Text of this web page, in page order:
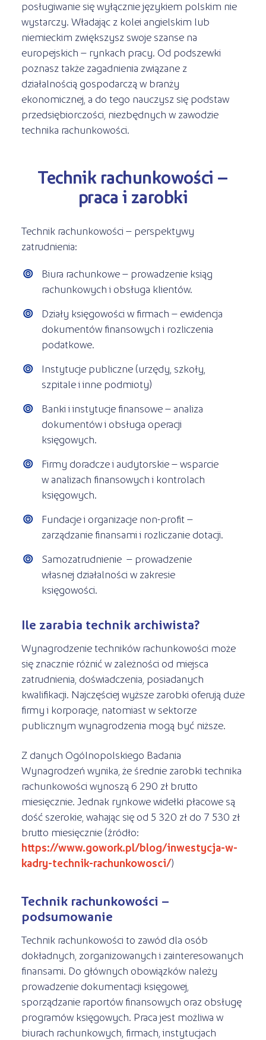
posługiwanie się wyłącznie językiem polskim nie
wystarczy. Władając z kolei angielskim lub
niemieckim zwiększysz swoje szanse na
europejskich – rynkach pracy. Od podszewki
poznasz także zagadnienia związane z
działalnością gospodarczą w branży
ekonomicznej, a do tego nauczysz się podstaw
przedsiębiorczości, niezbędnych w zawodzie
technika rachunkowości.
Technik rachunkowości –
praca i zarobki
Technik rachunkowości – perspektywy
zatrudnienia:
Biura rachunkowe – prowadzenie ksiąg
rachunkowych i obsługa klientów.
Działy księgowości w firmach – ewidencja
dokumentów finansowych i rozliczenia
podatkowe.
Instytucje publiczne (urzędy, szkoły,
szpitale i inne podmioty)
Banki i instytucje finansowe – analiza
dokumentów i obsługa operacji
księgowych.
Firmy doradcze i audytorskie – wsparcie
w analizach finansowych i kontrolach
księgowych.
Fundacje i organizacje non-profit –
zarządzanie finansami i rozliczanie dotacji.
Samozatrudnienie – prowadzenie
własnej działalności w zakresie
księgowości.
Ile zarabia technik archiwista?
Wynagrodzenie techników rachunkowości może
się znacznie różnić w zależności od miejsca
zatrudnienia, doświadczenia, posiadanych
kwalifikacji. Najczęściej wyższe zarobki oferują duże
firmy i korporacje, natomiast w sektorze
publicznym wynagrodzenia mogą być niższe.
Z danych Ogólnopolskiego Badania
Wynagrodzeń wynika, że średnie zarobki technika
rachunkowości wynoszą 6 290 zł brutto
miesięcznie. Jednak rynkowe widełki płacowe są
dość szerokie, wahając się od 5 320 zł do 7 530 zł
brutto miesięcznie (źródło:
https://www.gowork.pl/blog/inwestycja-w-
kadry-technik-rachunkowosci/)
Technik rachunkowości –
podsumowanie
Technik rachunkowości to zawód dla osób
dokładnych, zorganizowanych i zainteresowanych
finansami. Do głównych obowiązków należy
prowadzenie dokumentacji księgowej,
sporządzanie raportów finansowych oraz obsługę
programów księgowych. Praca jest możliwa w
biurach rachunkowych, firmach, instytucjach